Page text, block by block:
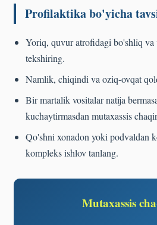
Profilaktika bo'yicha
Yoriq, quvur atrofidagi bo'shliq
tekshiring.
Namlik, chiqindi va oziq-ovqat
Bir martalik vositalar natija
kuchaytirmasdan mutaxassis
Qo'shni xonadon yoki podvaldan
kompleks ishlov tanlang.
Mutaxassis